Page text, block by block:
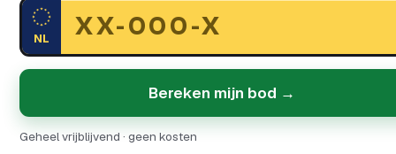
NL
Bereken mijn bod →
Geheel vrijblijvend · geen kosten